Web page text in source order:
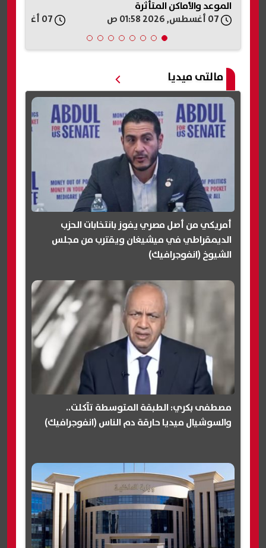
مالتى ميديا
أمريكي من أصل مصري يفوز بانتخابات الحزب
الديمقراطي في ميشيغان ويقترب من مجلس
الشيوخ (انفوجرافيك)
مصطفى بكري: الطبقة المتوسطة تآكلت..
والسوشيال ميديا حارقة دم الناس (انفوجرافيك)